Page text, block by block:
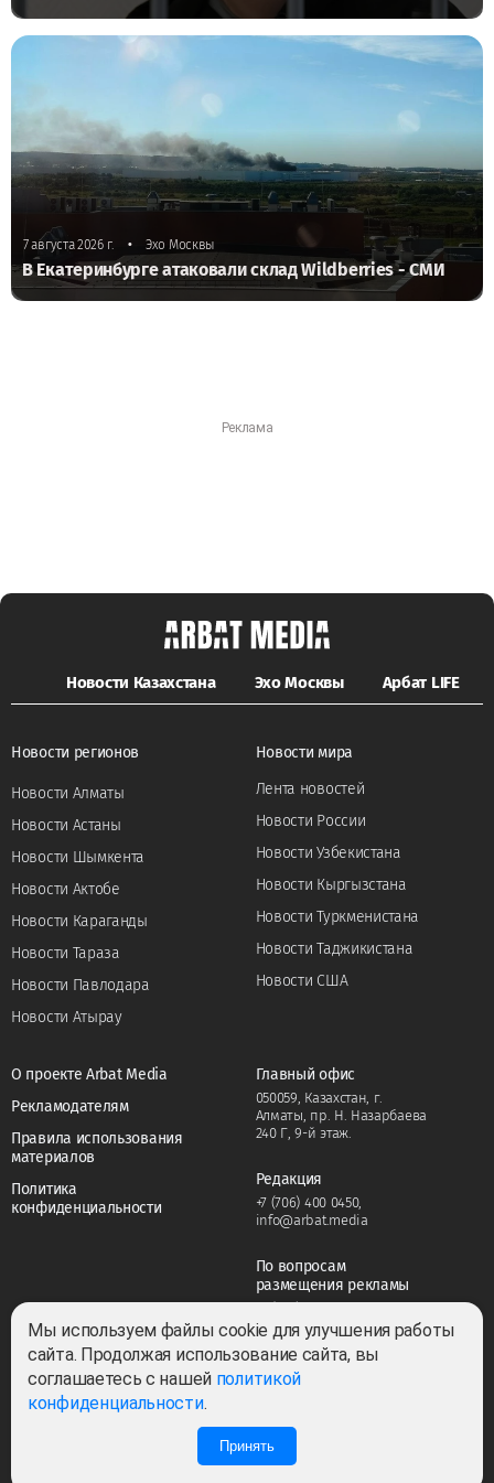
7 августа 2026 г. • Эхо Москвы
В Екатеринбурге атаковали склад Wildberries - СМИ
Новости Казахстана Эхо Москвы Арбат LIFE
Новости регионов
Новости Алматы
Новости Астаны
Новости Шымкента
Новости Актобе
Новости Караганды
Новости Тараза
Новости Павлодара
Новости Атырау
Новости мира
Лента новостей
Новости России
Новости Узбекистана
Новости Кыргызстана
Новости Туркменистана
Новости Таджикистана
Новости США
О проекте Arbat Media
Рекламодателям
Правила использования
материалов
Политика
конфиденциальности
Главный офис
050059, Казахстан, г.
Алматы, пр. Н. Назарбаева
240 Г, 9-й этаж.
Редакция
+7 (706) 400 0450,
info@arbat.media
По вопросам
размещения рекламы
adv@arbat.media
Все права защищены ©2022-2026. Собственник — ТОО «ARBAT MEDIA
Мы используем файлы cookie для улучшения работы
сайта. Продолжая использование сайта, вы
соглашаетесь с нашей политикой
конфиденциальности.
Принять